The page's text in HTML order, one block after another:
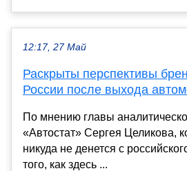
12:17, 27 Май
Раскрыты перспективы
России после выхода
По мнению главы
«Автостат» Сергея Целикова,
никуда не денется с
того, как здесь ...